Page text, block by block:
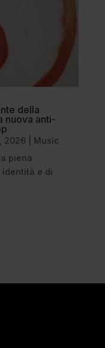
della
nuova anti-
2026
Music
piena
e di